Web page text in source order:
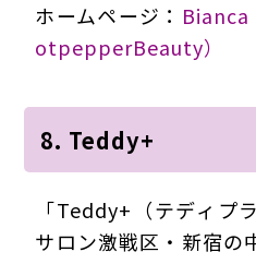
ホームページ：
otpepperBeauty）
8. Teddy+
「Teddy+（テディプ
サロン激戦区・新宿の